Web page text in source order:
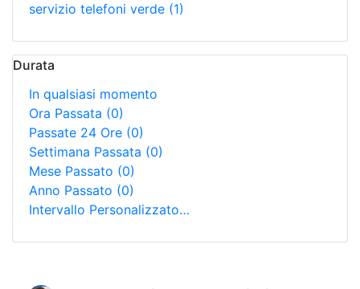
servizio telefoni verde (1)
Durata
In qualsiasi momento
Ora Passata (0)
Passate 24 Ore (0)
Settimana Passata (0)
Mese Passato (0)
Anno Passato (0)
Intervallo Personalizzato…
Ricerca